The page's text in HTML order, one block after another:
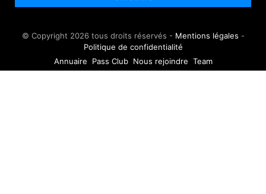
© Copyright 2026 tous droits réservés - Mentions légales -
Politique de confidentialité
Annuaire
Pass Club Nous rejoindre Team